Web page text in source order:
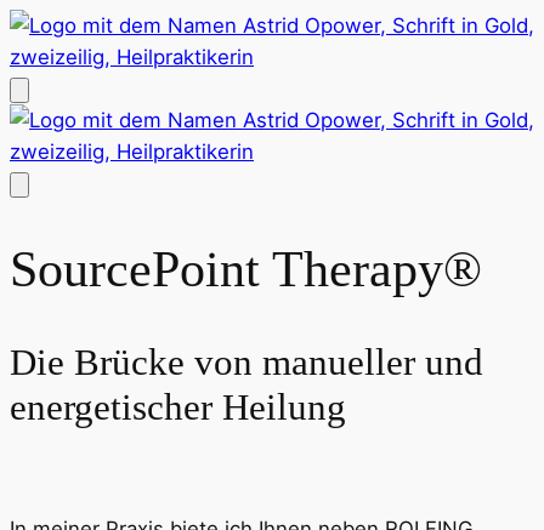
SourcePoint Therapy®
Die Brücke von manueller und
energetischer Heilung